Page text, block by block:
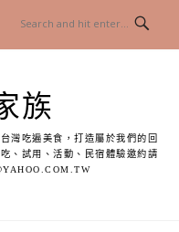
族
灣吃遍美食，打造屬於我們的回
、試用、活動、民宿體驗邀約請